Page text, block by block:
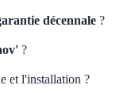
décennale ?
?
et l'installation ?